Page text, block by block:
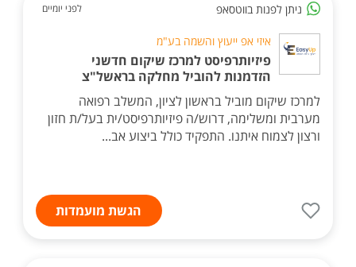
ניתן לפנות בווטסאפ לפני יומיים
איזי אפ ייעוץ והשמה בע"מ
פיזיותרפיסט למרכז שיקום חדשני
הזדמנות להוביל מחלקה בראשל"צ
למרכז שיקום מוביל בראשון לציון, המשלב רפואה
מערבית ומשלימה, דרוש/ה פיזיותרפיסט/ית בעל/ת חזון
ורצון לצמוח איתנו. התפקיד כולל ביצוע אב...
הגשת מועמדות